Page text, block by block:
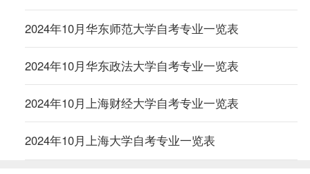
2024年10月华东师范大学自考专业一览表
2024年10月华东政法大学自考专业一览表
2024年10月上海财经大学自考专业一览表
2024年10月上海大学自考专业一览表